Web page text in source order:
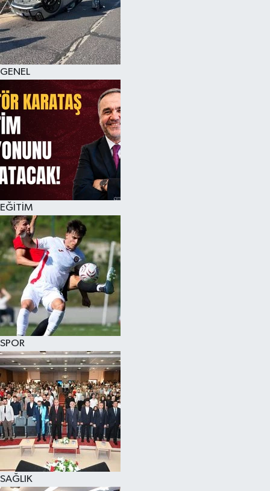
GENEL
EĞİTİM
SPOR
SAĞLIK
KÜLTÜR SANAT
MAGAZİN
SAĞLIK
SİYASET
SPOR
TEKNOLOJİ
VİZYONDAKİLER
YAŞAM